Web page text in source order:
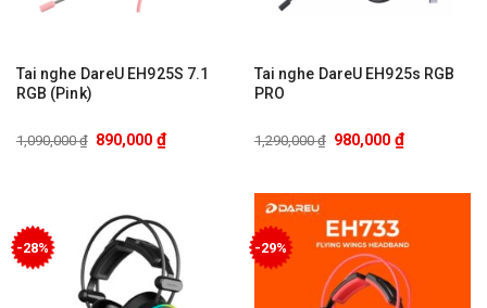
Tai nghe DareU EH925S 7.1
RGB (Pink)
1,090,000₫ 890,000 ₫
Tai nghe DareU EH925s RGB
PRO
1,290,000₫ 980,000 ₫
-28% -29%